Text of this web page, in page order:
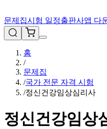
문제집시험 일정출판사앱 다
홈
/
문제집
/국가 전문 자격 시험
/정신건강임상심리사
정신건강임상